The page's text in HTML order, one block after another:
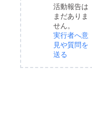
活動報告は
まだありま
せん。
実行者へ意
見や質問を
送る